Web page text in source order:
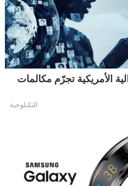
الأمريكية تجرّم مكالمات
التكنلوجية